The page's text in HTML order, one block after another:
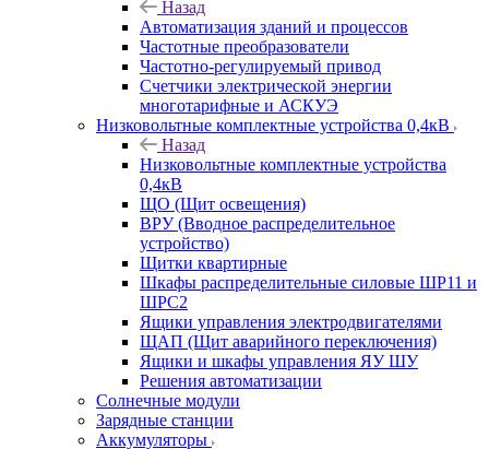
Назад
Автоматизация зданий и процессов
Частотные преобразователи
Частотно-регулируемый привод
Счетчики электрической энергии
многотарифные и АСКУЭ
Низковольтные комплектные устройства 0,4кВ
Назад
Низковольтные комплектные устройства
0,4кВ
ЩО (Щит освещения)
ВРУ (Вводное распределительное
устройство)
Щитки квартирные
Шкафы распределительные силовые ШР11 и
ШРС2
Ящики управления электродвигателями
ЩАП (Щит аварийного переключения)
Ящики и шкафы управления ЯУ ШУ
Решения автоматизации
Солнечные модули
Зарядные станции
Аккумуляторы